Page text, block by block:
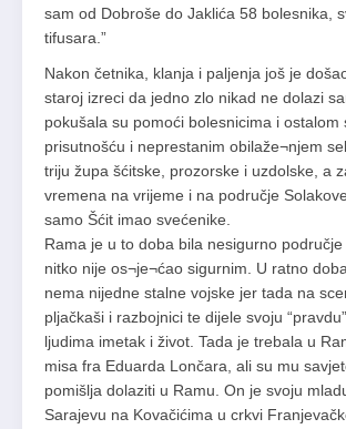
sam od Dobroše do Jaklića 58 bolesnika,
tifusara.”
Nakon četnika, klanja i paljenja još je
staroj izreci da jedno zlo nikad ne dolazi
pokušala su pomoći bolesnicima i ostalom
prisutnošću i neprestanim obilaže¬njem
triju župa šćitske, prozorske i uzdolske, a
vremena na vrijeme i na područje
samo Šćit imao svećenike.
Rama je u to doba bila nesigurno
nitko nije os¬je¬ćao sigurnim. U ratno
nema nijedne stalne vojske jer tada na
pljačkaši i razbojnici te dijele svoju
ljudima imetak i život. Tada je trebala u
misa fra Eduarda Lončara, ali su mu
pomišlja dolaziti u Ramu. On je svoju
Sarajevu na Kovačićima u crkvi